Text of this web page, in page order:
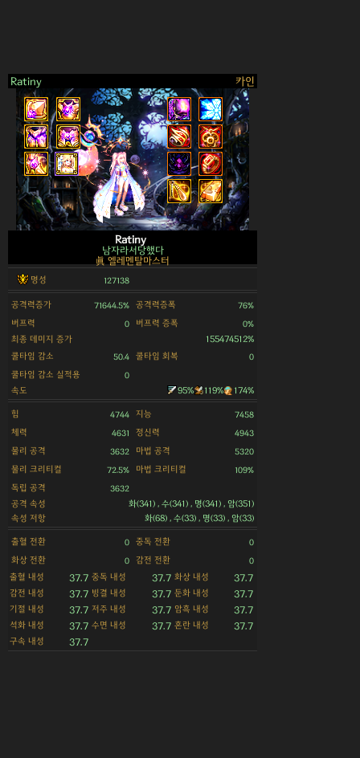
Ratiny 카인
>
Ratiny
남자라서당했다
眞 엘레멘탈마스터
명성 127138
공격력증가 71644.5% 공격력증폭 76%
버프력 0 버프력 증폭 0%
최종 데미지 증가
155474512%
쿨타임 감소
50.4 쿨타임 회복 0
쿨타임 감소 실적용 0
속도 95% 119% 174%
힘 4744 지능 7458
체력 4631 정신력 4943
물리 공격 3632 마법 공격 5320
물리 크리티컬 72.5% 마법 크리티컬 109%
독립 공격 3632
공격 속성
화(341) , 수(341) , 명(341) , 암(351)
속성 저항
화(68) , 수(33) , 명(33) , 암(33)
출혈 전환 0 중독 전환 0
화상 전환 0 감전 전환 0
출혈 내성 37.7 중독 내성 37.7 화상 내성 37.7
감전 내성 37.7 빙결 내성 37.7 둔화 내성 37.7
기절 내성 37.7 저주 내성 37.7 암흑 내성 37.7
석화 내성 37.7 수면 내성 37.7 혼란 내성 37.7
구속 내성 37.7